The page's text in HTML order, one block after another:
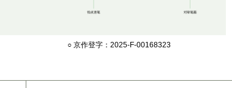
○ 京作登字：2025-F-00168323